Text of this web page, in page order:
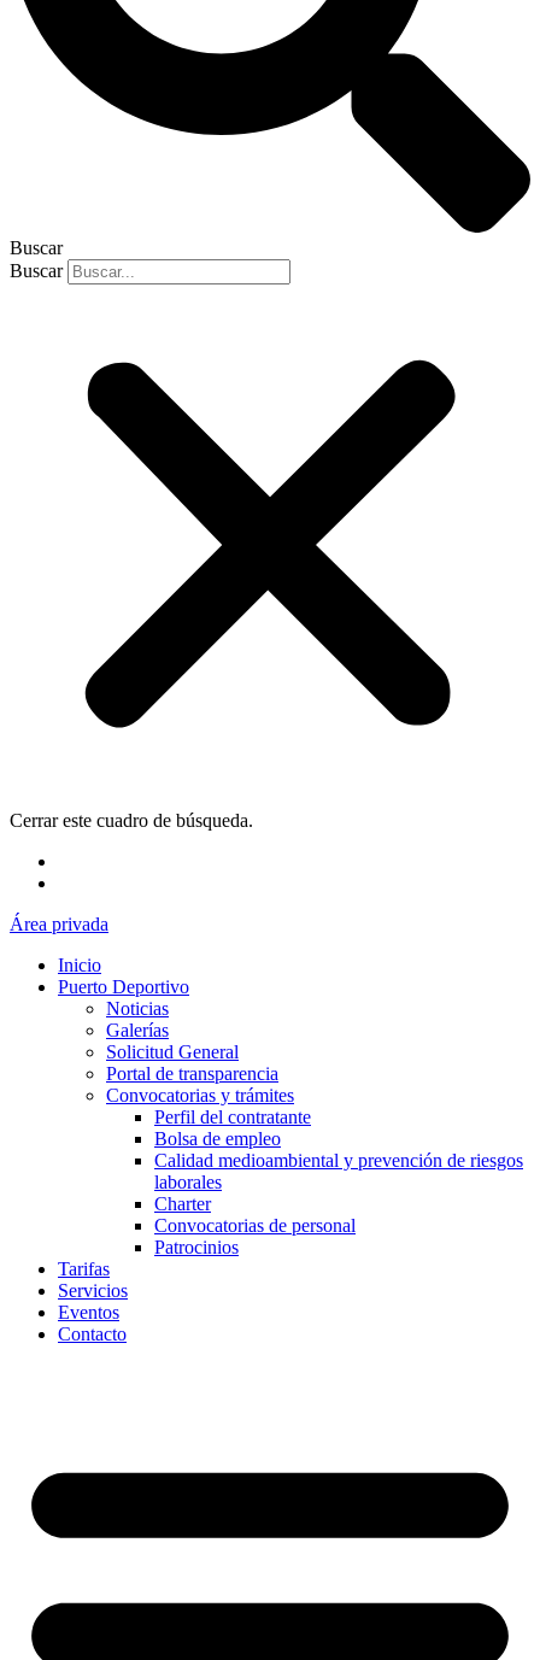
Buscar
Buscar
Cerrar este cuadro de búsqueda.
Área privada
Inicio
Puerto Deportivo
Noticias
Galerías
Solicitud General
Portal de transparencia
Convocatorias y trámites
Perfil del contratante
Bolsa de empleo
Calidad medioambiental y prevención de riesgos
laborales
Charter
Convocatorias de personal
Patrocinios
Tarifas
Servicios
Eventos
Contacto